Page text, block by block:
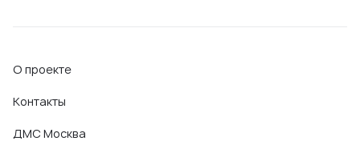
О проекте
Контакты
ДМС Москва